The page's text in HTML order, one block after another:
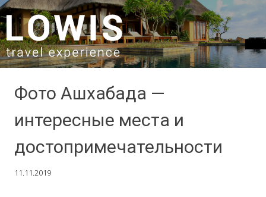
SKIP TO CONTENT
Фото Ашхабада —
интересные места и
достопримечательности
11.11.2019